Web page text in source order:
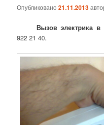
Опубликовано21.11.2013
Вызов электрика в
922 21 40.